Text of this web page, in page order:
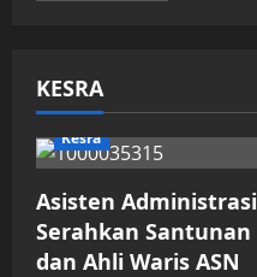
KESRA
Kesra
Asisten
Serahkan
dan Ahli Waris ASN